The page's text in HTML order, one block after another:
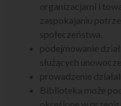
organizacjami i
zaspokajaniu
społeczeństwa.
podejmowanie
służących
prowadzenie
Biblioteka może